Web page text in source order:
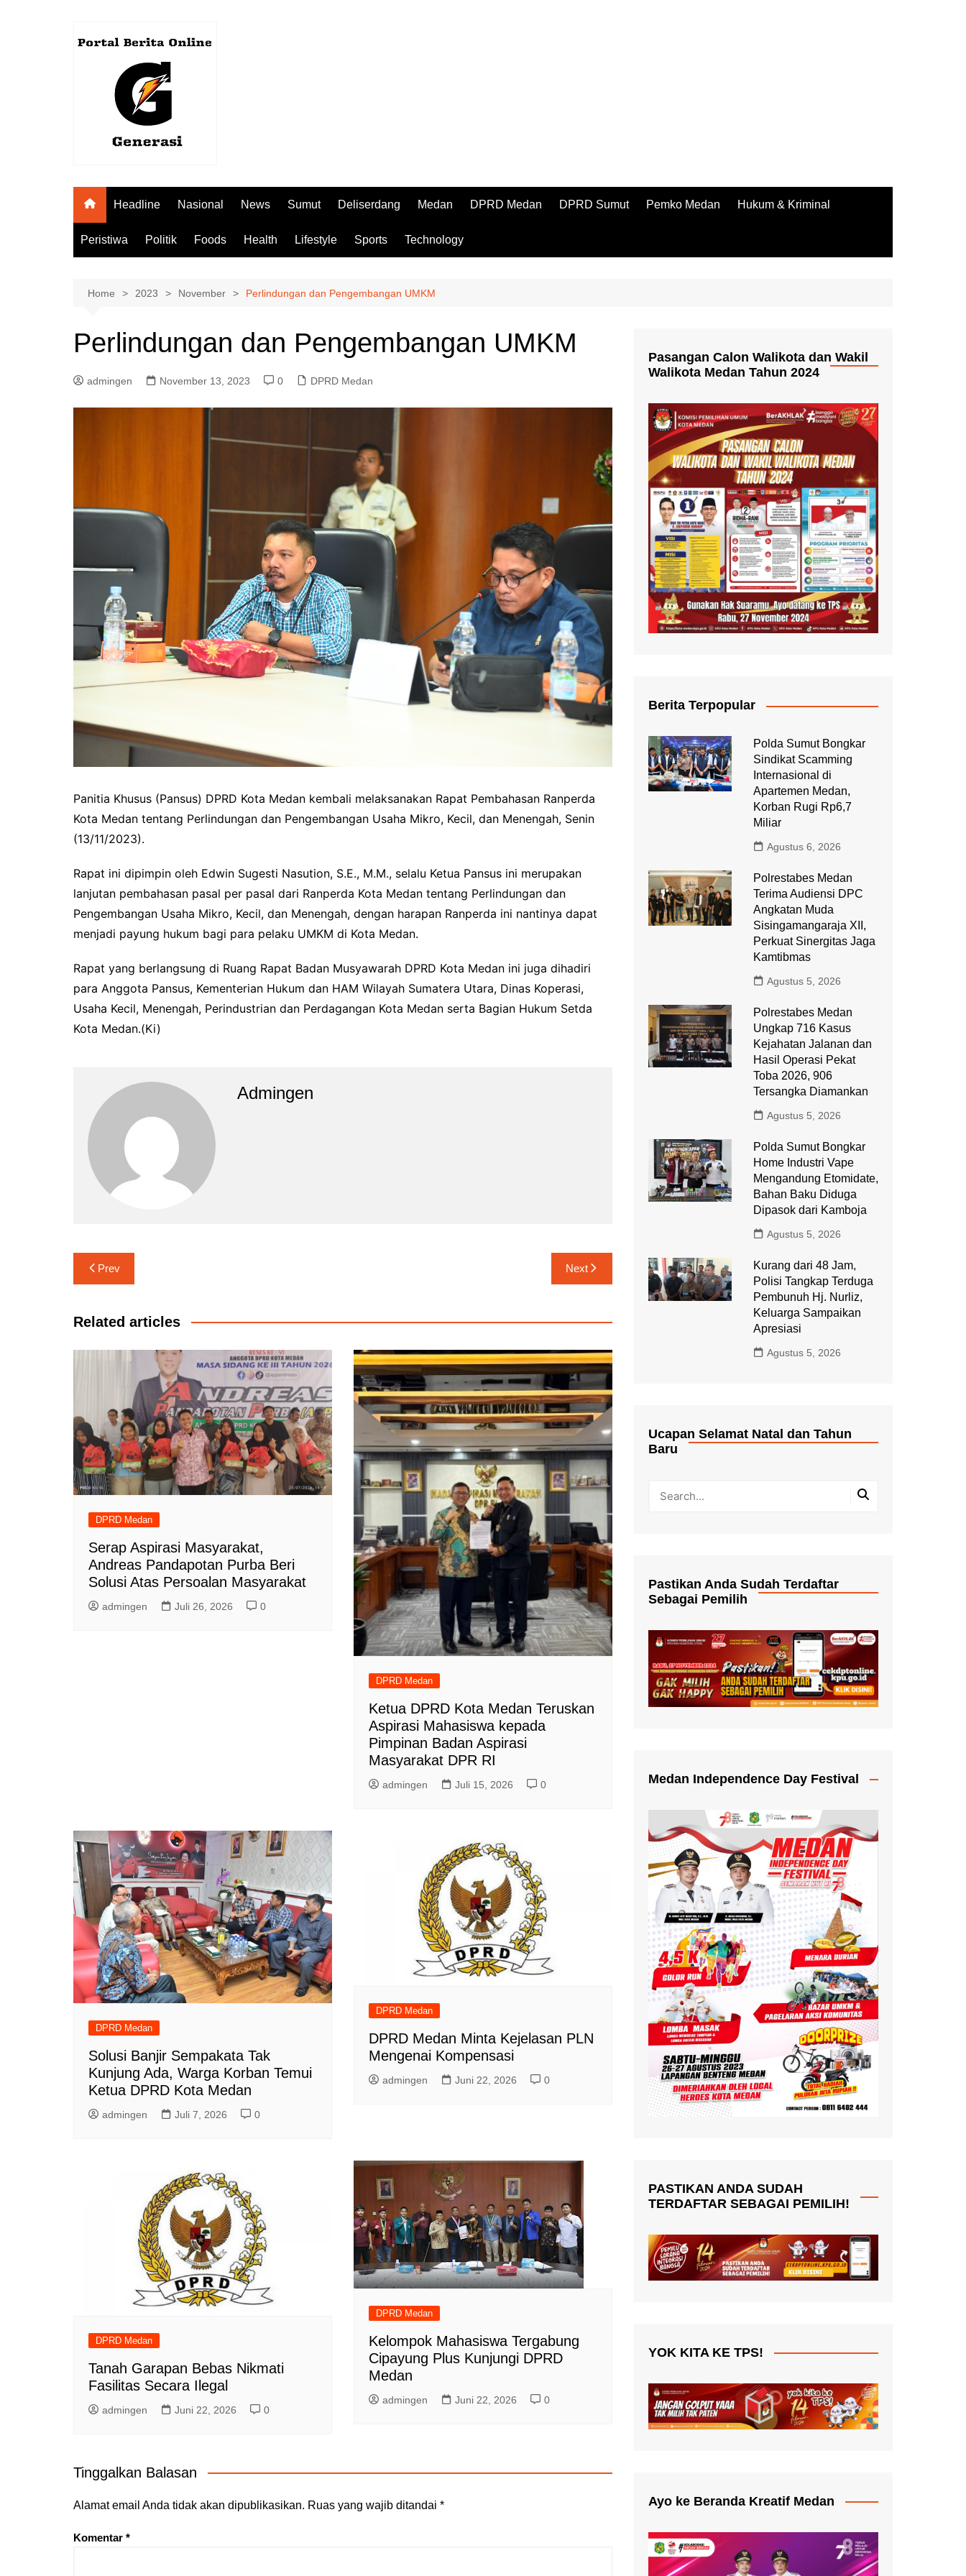
Headline Nasional News Sumut Deliserdang Medan DPRD Medan DPRD Sumut Pemko Medan Hukum & Kriminal
Peristiwa Politik Foods Health Lifestyle Sports Technology
Home 2023 November Perlindungan dan Pengembangan UMKM
Perlindungan dan Pengembangan UMKM
admingen November 13, 2023 0 DPRD Medan
Panitia Khusus (Pansus) DPRD Kota Medan kembali melaksanakan Rapat Pembahasan Ranperda
Kota Medan tentang Perlindungan dan Pengembangan Usaha Mikro, Kecil, dan Menengah, Senin
(13/11/2023).
Rapat ini dipimpin oleh Edwin Sugesti Nasution, S.E., M.M., selalu Ketua Pansus ini merupakan
lanjutan pembahasan pasal per pasal dari Ranperda Kota Medan tentang Perlindungan dan
Pengembangan Usaha Mikro, Kecil, dan Menengah, dengan harapan Ranperda ini nantinya dapat
menjadi payung hukum bagi para pelaku UMKM di Kota Medan.
Rapat yang berlangsung di Ruang Rapat Badan Musyawarah DPRD Kota Medan ini juga dihadiri
para Anggota Pansus, Kementerian Hukum dan HAM Wilayah Sumatera Utara, Dinas Koperasi,
Usaha Kecil, Menengah, Perindustrian dan Perdagangan Kota Medan serta Bagian Hukum Setda
Kota Medan.(Ki)
Admingen
Navigasi
pos
Prev Next
Related articles
DPRD Medan
Serap Aspirasi Masyarakat,
Andreas Pandapotan Purba Beri
Solusi Atas Persoalan Masyarakat
admingen Juli 26, 2026 0
DPRD Medan
Ketua DPRD Kota Medan Teruskan
Aspirasi Mahasiswa kepada
Pimpinan Badan Aspirasi
Masyarakat DPR RI
admingen Juli 15, 2026 0
DPRD Medan
Solusi Banjir Sempakata Tak
Kunjung Ada, Warga Korban Temui
Ketua DPRD Kota Medan
admingen Juli 7, 2026 0
DPRD Medan
DPRD Medan Minta Kejelasan PLN
Mengenai Kompensasi
admingen Juni 22, 2026 0
DPRD Medan
Tanah Garapan Bebas Nikmati
Fasilitas Secara Ilegal
admingen Juni 22, 2026 0
DPRD Medan
Kelompok Mahasiswa Tergabung
Cipayung Plus Kunjungi DPRD
Medan
admingen Juni 22, 2026 0
Tinggalkan Balasan
Alamat email Anda tidak akan dipublikasikan. Ruas yang wajib ditandai *
Komentar *
Pasangan Calon Walikota dan Wakil
Walikota Medan Tahun 2024
Berita Terpopular
Polda Sumut Bongkar
Sindikat Scamming
Internasional di
Apartemen Medan,
Korban Rugi Rp6,7
Miliar
Agustus 6, 2026
Polrestabes Medan
Terima Audiensi DPC
Angkatan Muda
Sisingamangaraja XII,
Perkuat Sinergitas Jaga
Kamtibmas
Agustus 5, 2026
Polrestabes Medan
Ungkap 716 Kasus
Kejahatan Jalanan dan
Hasil Operasi Pekat
Toba 2026, 906
Tersangka Diamankan
Agustus 5, 2026
Polda Sumut Bongkar
Home Industri Vape
Mengandung Etomidate,
Bahan Baku Diduga
Dipasok dari Kamboja
Agustus 5, 2026
Kurang dari 48 Jam,
Polisi Tangkap Terduga
Pembunuh Hj. Nurliz,
Keluarga Sampaikan
Apresiasi
Agustus 5, 2026
Ucapan Selamat Natal dan Tahun
Baru
Pastikan Anda Sudah Terdaftar
Sebagai Pemilih
Medan Independence Day Festival
PASTIKAN ANDA SUDAH
TERDAFTAR SEBAGAI PEMILIH!
YOK KITA KE TPS!
Ayo ke Beranda Kreatif Medan